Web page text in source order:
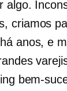
algo.
criamos
anos, e
bem-